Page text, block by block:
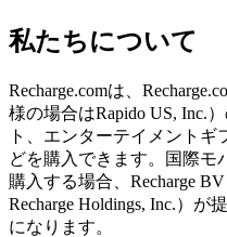
私たちについて
Recharge.comは、
様の場合はRapido US, Inc.
ト、エンターテイメント
どを購入できます。国際モ
購入する場合、Recharge
Recharge Holdings, Inc.）が
になります。